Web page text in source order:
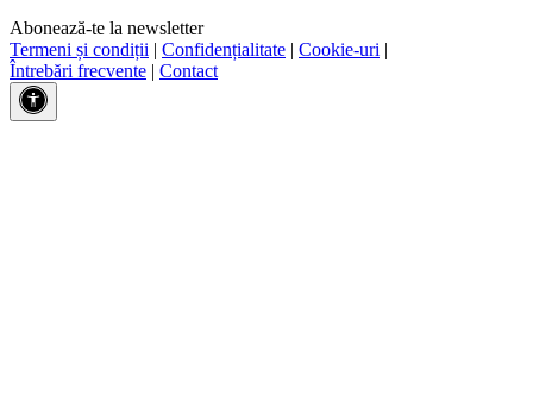
Abonează-te la newsletter
Termeni și condiții | Confidențialitate | Cookie-uri |
Întrebări frecvente | Contact